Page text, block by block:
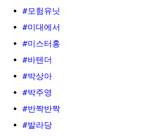
#모험유닛
#미대에서
#미스터홍
#바텐더
#박상아
#박주영
#반짝반짝
#발라당